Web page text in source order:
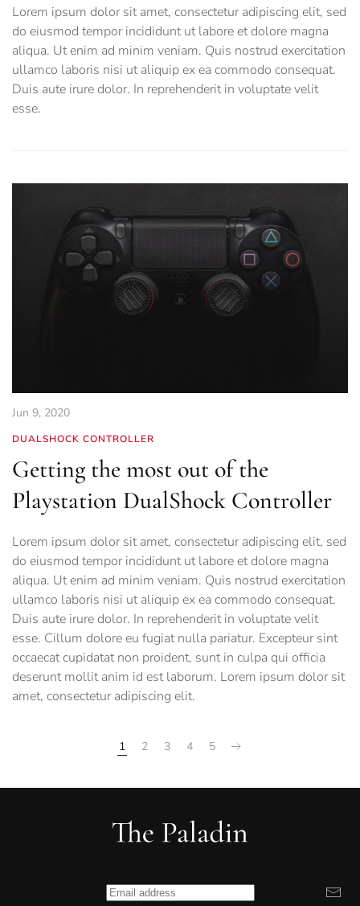
Lorem ipsum dolor sit amet, consectetur adipiscing elit, sed
do eiusmod tempor incididunt ut labore et dolore magna
aliqua. Ut enim ad minim veniam. Quis nostrud exercitation
ullamco laboris nisi ut aliquip ex ea commodo consequat.
Duis aute irure dolor. In reprehenderit in voluptate velit
esse.
Jun 9, 2020
DUALSHOCK CONTROLLER
Getting the most out of the
Playstation DualShock Controller
Lorem ipsum dolor sit amet, consectetur adipiscing elit, sed
do eiusmod tempor incididunt ut labore et dolore magna
aliqua. Ut enim ad minim veniam. Quis nostrud exercitation
ullamco laboris nisi ut aliquip ex ea commodo consequat.
Duis aute irure dolor. In reprehenderit in voluptate velit
esse. Cillum dolore eu fugiat nulla pariatur. Excepteur sint
occaecat cupidatat non proident, sunt in culpa qui officia
deserunt mollit anim id est laborum. Lorem ipsum dolor sit
amet, consectetur adipiscing elit.
1 2 3 4 5